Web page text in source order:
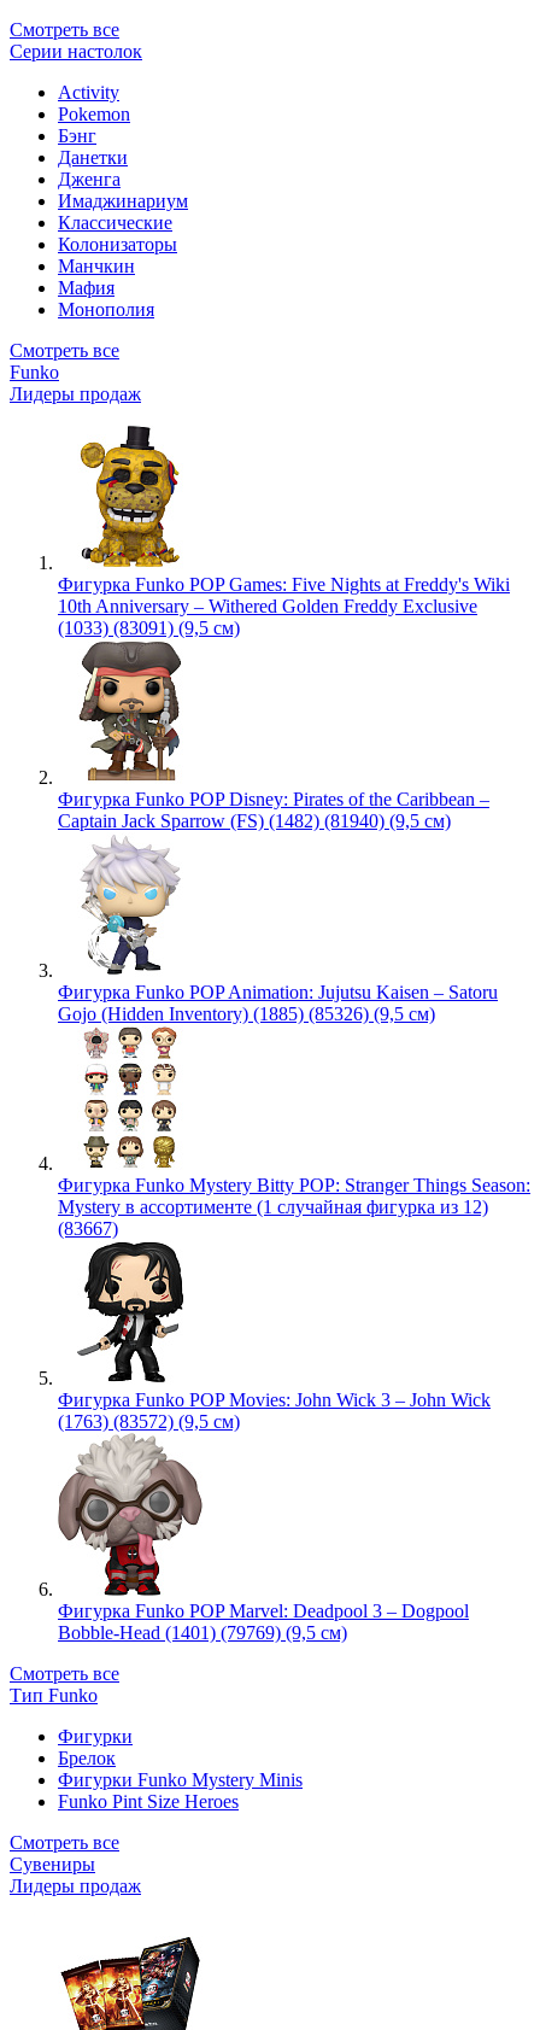
Смотреть все
Серии настолок
Activity
Pokemon
Бэнг
Данетки
Дженга
Имаджинариум
Классические
Колонизаторы
Манчкин
Мафия
Монополия
Смотреть все
Funko
Лидеры продаж
Фигурка Funko POP Games: Five Nights at Freddy's Wiki
10th Anniversary – Withered Golden Freddy Exclusive
(1033) (83091) (9,5 см)
Фигурка Funko POP Disney: Pirates of the Caribbean –
Captain Jack Sparrow (FS) (1482) (81940) (9,5 см)
Фигурка Funko POP Animation: Jujutsu Kaisen – Satoru
Gojo (Hidden Inventory) (1885) (85326) (9,5 см)
Фигурка Funko Mystery Bitty POP: Stranger Things Season:
Mystery в ассортименте (1 случайная фигурка из 12)
(83667)
Фигурка Funko POP Movies: John Wick 3 – John Wick
(1763) (83572) (9,5 см)
Фигурка Funko POP Marvel: Deadpool 3 – Dogpool
Bobble-Head (1401) (79769) (9,5 см)
Смотреть все
Тип Funko
Фигурки
Брелок
Фигурки Funko Mystery Minis
Funko Pint Size Heroes
Смотреть все
Сувениры
Лидеры продаж